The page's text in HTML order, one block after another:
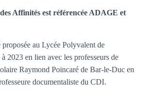
Affinités est référencée ADAGE et
au Lycée Polyvalent de
2023 en lien avec les professeurs de
Raymond Poincaré de Bar-le-Duc en
documentaliste du CDI.